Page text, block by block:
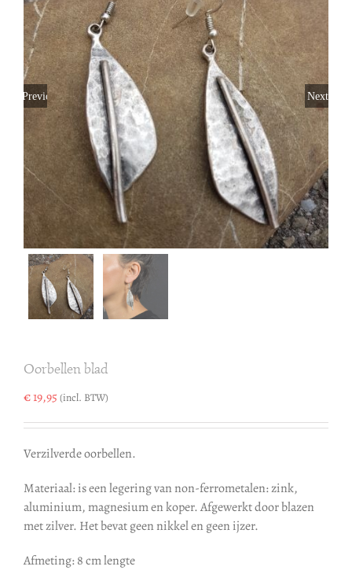
Previous Next
Oorbellen blad
€19,95 (incl. BTW)
Verzilverde oorbellen.
Materiaal: is een legering van non-ferrometalen: zink,
aluminium, magnesium en koper. Afgewerkt door blazen
met zilver. Het bevat geen nikkel en geen ijzer.
Afmeting: 8 cm lengte